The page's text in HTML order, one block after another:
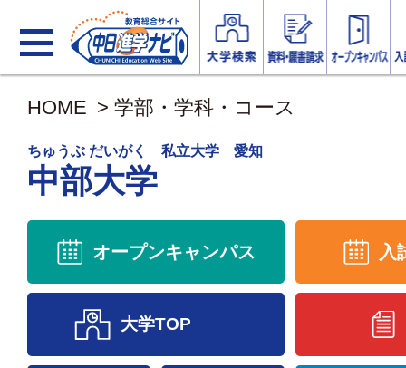
HOME > 学部・学科・コース
ちゅうぶ だいがく 私立大学 愛知
中部大学
オープンキャンパス 入
大学TOP